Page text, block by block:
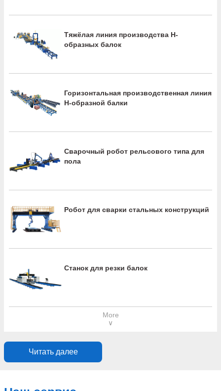
Тяжёлая линия производства H-
образных балок
Горизонтальная производственная линия
H-образной балки
Сварочный робот рельсового типа для
пола
Робот для сварки стальных конструкций
Станок для резки балок
More
∨
Читать далее